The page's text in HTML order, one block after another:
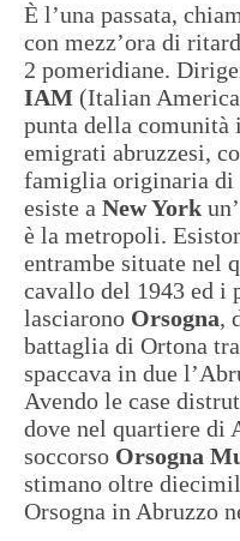
È l’una passata,
con mezz’ora di
2 pomeridiane.
IAM (Italian
punta della
emigrati abruzzesi,
famiglia originaria di
esiste a New York
è la metropoli.
entrambe situate nel
cavallo del 1943 ed i
lasciarono Orsogna,
battaglia di Ortona
spaccava in due
Avendo le case
dove nel quartiere di
soccorso Orsogna
stimano oltre
Orsogna in Abruzzo